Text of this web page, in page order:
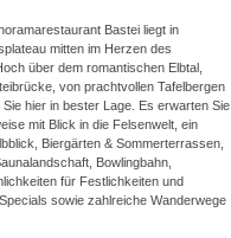
Bastei liegt in
mitten im Herzen des
über dem romantischen Elbtal,
von prachtvollen Tafelbergen
hier in bester Lage. Es erwarten Sie
mit Blick in die Felsenwelt, ein
Biergärten & Sommerterrassen,
Bowlingbahn,
für Festlichkeiten und
sowie zahlreiche Wanderwege